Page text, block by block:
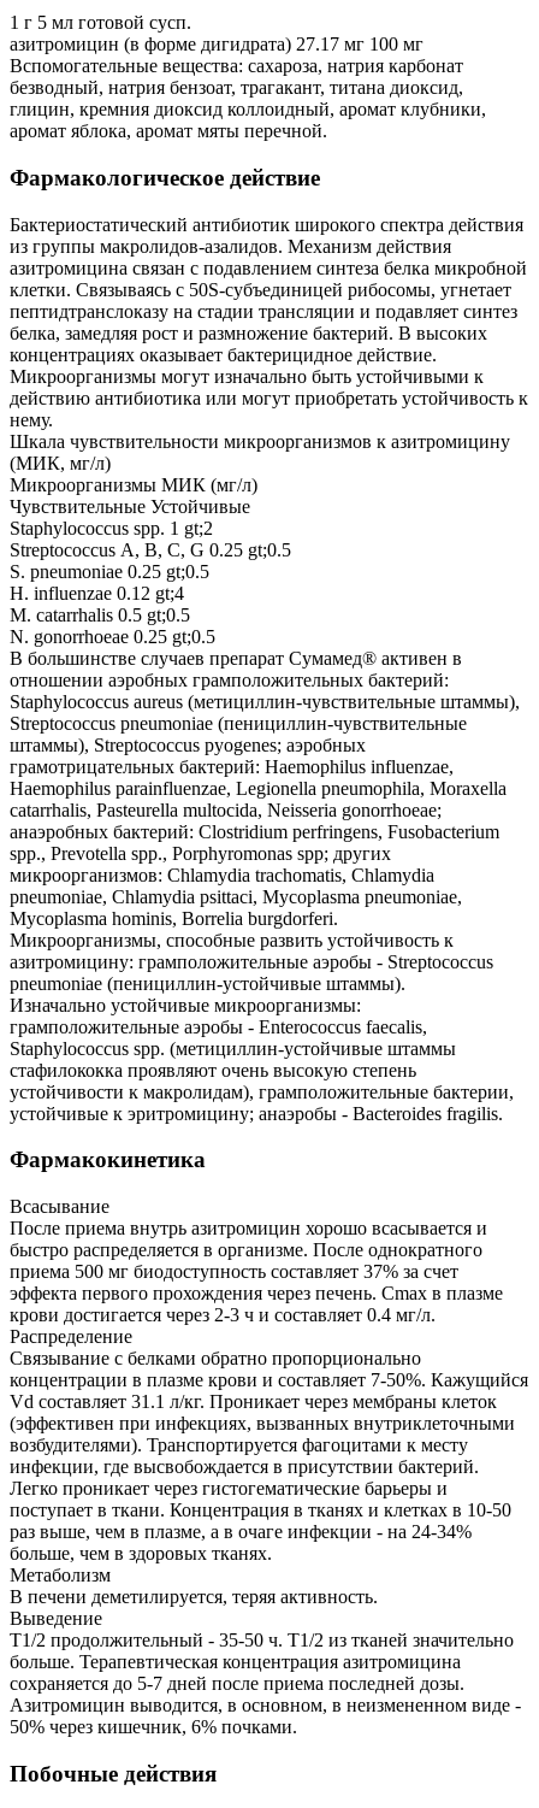
1 г 5 мл готовой сусп.
азитромицин (в форме дигидрата) 27.17 мг 100 мг
Вспомогательные вещества: сахароза, натрия карбонат
безводный, натрия бензоат, трагакант, титана диоксид,
глицин, кремния диоксид коллоидный, аромат клубники,
аромат яблока, аромат мяты перечной.
Фармакологическое действие
Бактериостатический антибиотик широкого спектра действия
из группы макролидов-азалидов. Механизм действия
азитромицина связан с подавлением синтеза белка микробной
клетки. Связываясь с 50S-субъединицей рибосомы, угнетает
пептидтранслоказу на стадии трансляции и подавляет синтез
белка, замедляя рост и размножение бактерий. В высоких
концентрациях оказывает бактерицидное действие.
Микроорганизмы могут изначально быть устойчивыми к
действию антибиотика или могут приобретать устойчивость к
нему.
Шкала чувствительности микроорганизмов к азитромицину
(МИК, мг/л)
Микроорганизмы МИК (мг/л)
Чувствительные Устойчивые
Staphylococcus spp. 1 gt;2
Streptococcus А, В, С, G 0.25 gt;0.5
S. pneumoniae 0.25 gt;0.5
H. influenzae 0.12 gt;4
M. catarrhalis 0.5 gt;0.5
N. gonorrhoeae 0.25 gt;0.5
В большинстве случаев препарат Сумамед® активен в
отношении аэробных грамположительных бактерий:
Staphylococcus aureus (метициллин-чувствительные штаммы),
Streptococcus pneumoniae (пенициллин-чувствительные
штаммы), Streptococcus pyogenes; аэробных
грамотрицательных бактерий: Haemophilus influenzae,
Haemophilus parainfluenzae, Legionella pneumophila, Moraxella
catarrhalis, Pasteurella multocida, Neisseria gonorrhoeae;
анаэробных бактерий: Clostridium perfringens, Fusobacterium
spp., Prevotella spp., Porphyromonas spp; других
микроорганизмов: Chlamydia trachomatis, Chlamydia
pneumoniae, Chlamydia psittaci, Mycoplasma pneumoniae,
Mycoplasma hominis, Borrelia burgdorferi.
Микроорганизмы, способные развить устойчивость к
азитромицину: грамположительные аэробы - Streptococcus
pneumoniae (пенициллин-устойчивые штаммы).
Изначально устойчивые микроорганизмы:
грамположительные аэробы - Enterococcus faecalis,
Staphylococcus spp. (метициллин-устойчивые штаммы
стафилококка проявляют очень высокую степень
устойчивости к макролидам), грамположительные бактерии,
устойчивые к эритромицину; анаэробы - Bacteroides fragilis.
Фармакокинетика
Всасывание
После приема внутрь азитромицин хорошо всасывается и
быстро распределяется в организме. После однократного
приема 500 мг биодоступность составляет 37% за счет
эффекта первого прохождения через печень. Cmax в плазме
крови достигается через 2-3 ч и составляет 0.4 мг/л.
Распределение
Связывание с белками обратно пропорционально
концентрации в плазме крови и составляет 7-50%. Кажущийся
Vd составляет 31.1 л/кг. Проникает через мембраны клеток
(эффективен при инфекциях, вызванных внутриклеточными
возбудителями). Транспортируется фагоцитами к месту
инфекции, где высвобождается в присутствии бактерий.
Легко проникает через гистогематические барьеры и
поступает в ткани. Концентрация в тканях и клетках в 10-50
раз выше, чем в плазме, а в очаге инфекции - на 24-34%
больше, чем в здоровых тканях.
Метаболизм
В печени деметилируется, теряя активность.
Выведение
T1/2 продолжительный - 35-50 ч. T1/2 из тканей значительно
больше. Терапевтическая концентрация азитромицина
сохраняется до 5-7 дней после приема последней дозы.
Азитромицин выводится, в основном, в неизмененном виде -
50% через кишечник, 6% почками.
Побочные действия